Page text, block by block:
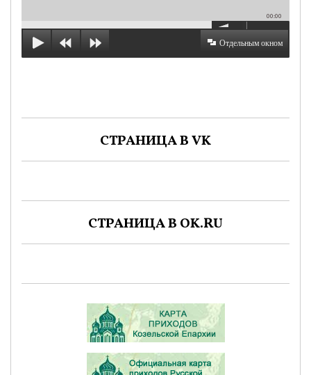
00:00
Отдельным окном
СТРАНИЦА В VK
СТРАНИЦА В OK.RU